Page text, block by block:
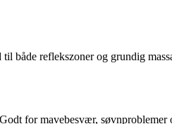
både reflekszoner og grundig
for mavebesvær, søvnproblemer